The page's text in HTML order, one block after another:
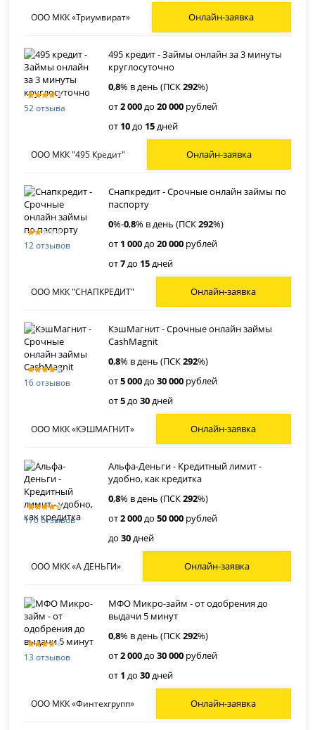
ООО МКК «Триумвират» Онлайн-заявка
52 отзыва
495 кредит - Займы онлайн за 3 минуты
круглосуточно
0,8% в день (ПСК292%)
от2 000до20 000 рублей
от 10до 15дней
ООО МКК "495 Кредит" Онлайн-заявка
12 отзывов
Снапкредит - Срочные онлайн займы по
паспорту
0%-0,8% в день (ПСК292%)
от 1 000до20 000 рублей
от7до 15дней
ООО МКК "СНАПКРЕДИТ" Онлайн-заявка
16 отзывов
КэшМагнит - Срочные онлайн займы
CashMagnit
0,8% в день (ПСК292%)
от5 000до30 000 рублей
от5до30дней
ООО МКК «КЭШМАГНИТ» Онлайн-заявка
170 отзывов
Альфа-Деньги - Кредитный лимит -
удобно, как кредитка
0,8% в день (ПСК292%)
от2 000до50 000 рублей
до30дней
ООО МКК «А ДЕНЬГИ» Онлайн-заявка
13 отзывов
МФО Микро-займ - от одобрения до
выдачи 5 минут
0,8% в день (ПСК292%)
от2 000до30 000 рублей
от 1 до30дней
ООО МКК «Финтехгрупп» Онлайн-заявка